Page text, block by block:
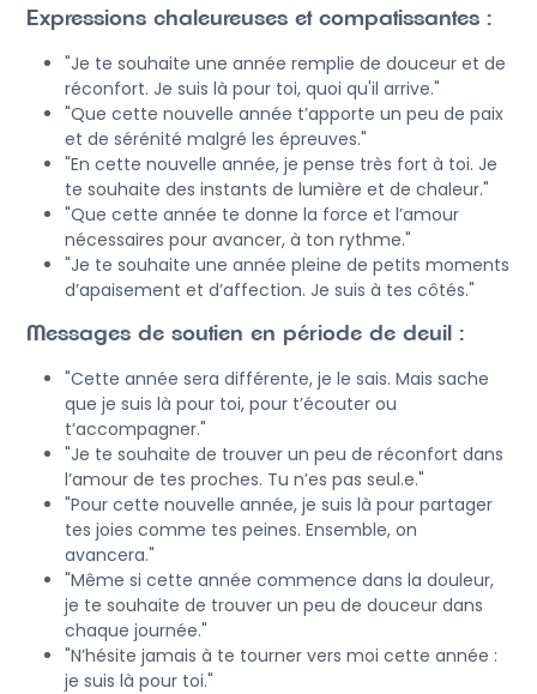
Expressions chaleureuses et compatissantes :
"Je te souhaite une année remplie de douceur et de
réconfort. Je suis là pour toi, quoi qu'il arrive."
"Que cette nouvelle année t’apporte un peu de paix
et de sérénité malgré les épreuves."
"En cette nouvelle année, je pense très fort à toi. Je
te souhaite des instants de lumière et de chaleur."
"Que cette année te donne la force et l’amour
nécessaires pour avancer, à ton rythme."
"Je te souhaite une année pleine de petits moments
d’apaisement et d’affection. Je suis à tes côtés."
Messages de soutien en période de deuil :
"Cette année sera différente, je le sais. Mais sache
que je suis là pour toi, pour t’écouter ou
t’accompagner."
"Je te souhaite de trouver un peu de réconfort dans
l’amour de tes proches. Tu n’es pas seul.e."
"Pour cette nouvelle année, je suis là pour partager
tes joies comme tes peines. Ensemble, on
avancera."
"Même si cette année commence dans la douleur,
je te souhaite de trouver un peu de douceur dans
chaque journée."
"N’hésite jamais à te tourner vers moi cette année :
je suis là pour toi."